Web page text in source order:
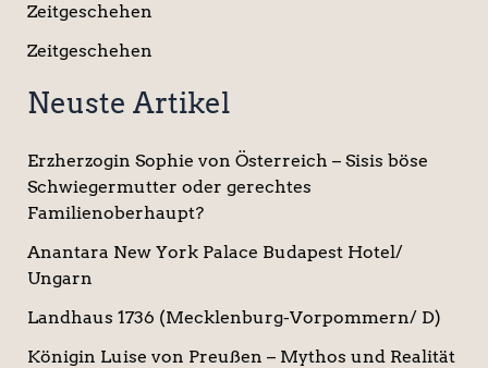
Zeitgeschehen
Zeitgeschehen
Neuste Artikel
Erzherzogin Sophie von Österreich – Sisis böse
Schwiegermutter oder gerechtes
Familienoberhaupt?
Anantara New York Palace Budapest Hotel/
Ungarn
Landhaus 1736 (Mecklenburg-Vorpommern/ D)
Königin Luise von Preußen – Mythos und Realität